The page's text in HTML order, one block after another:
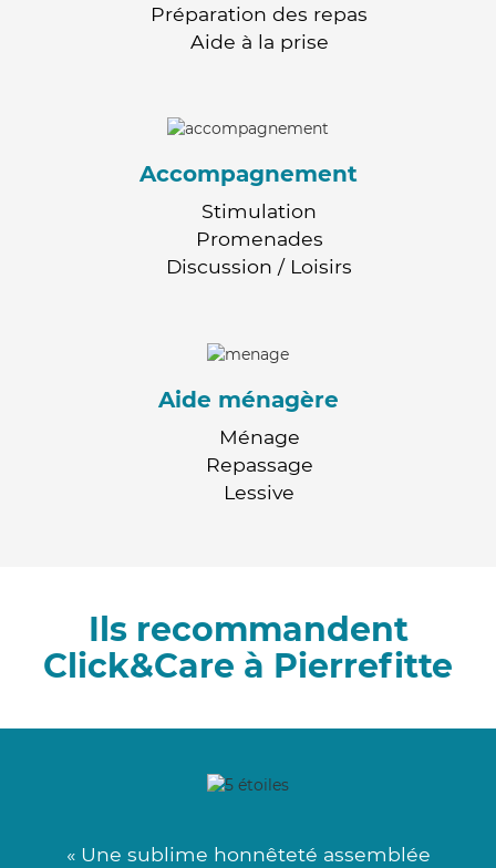
Préparation des repas
Aide à la prise
Accompagnement
Stimulation
Promenades
Discussion / Loisirs
Aide ménagère
Ménage
Repassage
Lessive
Ils recommandent
Click&Care à Pierrefitte
« Une sublime honnêteté assemblée